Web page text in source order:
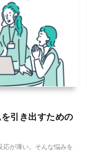
引き出すための
応が薄い。そんな悩みを